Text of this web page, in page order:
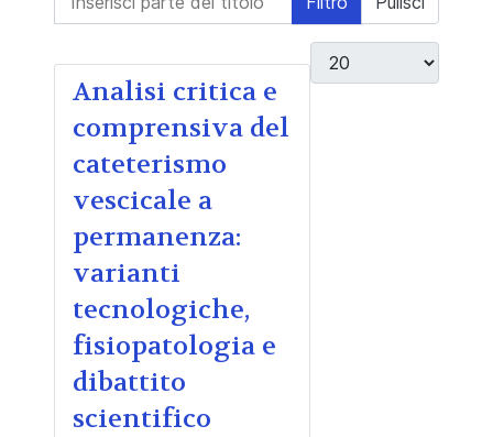
Visualizza #
Analisi critica e
comprensiva del
cateterismo
vescicale a
permanenza:
varianti
tecnologiche,
fisiopatologia e
dibattito
scientifico